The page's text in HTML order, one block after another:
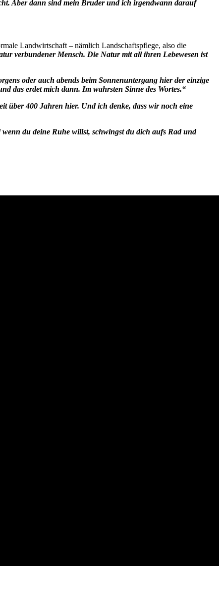
Aber dann sind mein Bruder und ich irgendwann darauf
Landwirtschaft – nämlich Landschaftspflege, also die
verbundener Mensch. Die Natur mit all ihren Lebewesen ist
oder auch abends beim Sonnenuntergang hier der einzige
das erdet mich dann. Im wahrsten Sinne des Wortes.“
über 400 Jahren hier. Und ich denke, dass wir noch eine
du deine Ruhe willst, schwingst du dich aufs Rad und